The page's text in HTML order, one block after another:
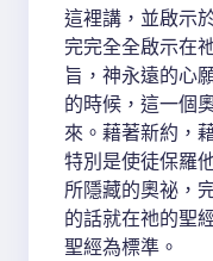
這裡講，並啟示
完完全全啟示在
旨，神永遠的心
的時候，這一個
來。藉著新約，
特別是使徒保羅
所隱藏的奧祕，
的話就在祂的聖
聖經為標準。